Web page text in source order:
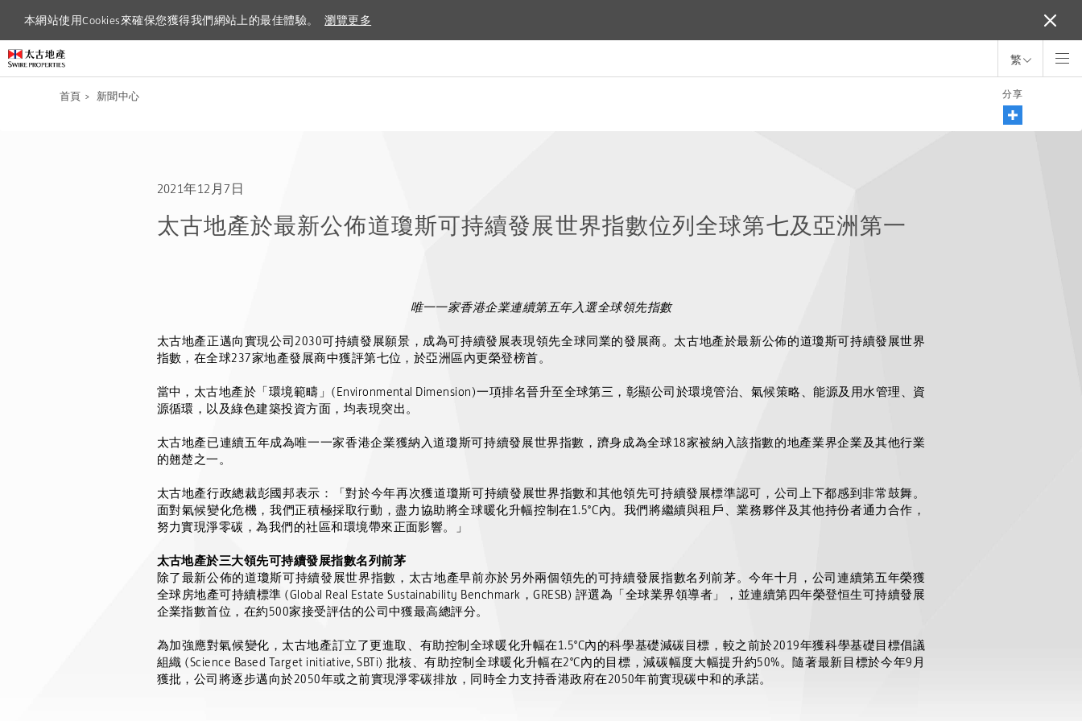
本網站使用Cookies來確保您獲得我們網站上的最佳體驗。 瀏覽更多
本網站使用Cookies來確保您獲得我們網站上的最佳體驗。 瀏覽更多
繁
首頁 > 新聞中心 分享
2021年12月7日
太古地產於最新公佈道瓊斯可持續發展世界指數位列全球第七及亞洲第一
唯一一家香港企業連續第五年入選全球領先指數
太古地產正邁向實現公司2030可持續發展願景，成為可持續發展表現領先全球同業的發展商。太古地產於最新公佈的道瓊斯可持續發展世界
指數，在全球237家地產發展商中獲評第七位，於亞洲區內更榮登榜首。
當中，太古地產於「環境範疇」 (Environmental Dimension)一項排名晉升至全球第三，彰顯公司於環境管治、氣候策略、能源及用水管理、資
源循環，以及綠色建築投資方面，均表現突出。
太古地產已連續五年成為唯一一家香港企業獲納入道瓊斯可持續發展世界指數，躋身成為全球18家被納入該指數的地產業界企業及其他行業
的翹楚之一。
太古地產行政總裁彭國邦表示：「對於今年再次獲道瓊斯可持續發展世界指數和其他領先可持續發展標準認可，公司上下都感到非常鼓舞。
面對氣候變化危機，我們正積極採取行動，盡力協助將全球暖化升幅控制在1.5°C內。我們將繼續與租戶、業務夥伴及其他持份者通力合作，
努力實現淨零碳，為我們的社區和環境帶來正面影響。」
太古地產於三大領先可持續發展指數名列前茅
除了最新公佈的道瓊斯可持續發展世界指數，太古地產早前亦於另外兩個領先的可持續發展指數名列前茅。今年十月，公司連續第五年榮獲
全球房地產可持續標準 (Global Real Estate Sustainability Benchmark ，GRESB) 評選為「全球業界領導者」，並連續第四年榮登恒生可持續發展
企業指數首位，在約500家接受評估的公司中獲最高總評分。
為加強應對氣候變化，太古地產訂立了更進取、有助控制全球暖化升幅在1.5°C內的科學基礎減碳目標，較之前於2019年獲科學基礎目標倡議
組織 (Science Based Target initiative, SBTi)批核、有助控制全球暖化升幅在2°C內的目標，減碳幅度大幅提升約50%。隨著最新目標於今年9 月
獲批，公司將逐步邁向於2050年或之前實現淨零碳排放，同時全力支持香港政府在2050年前實現碳中和的承諾。